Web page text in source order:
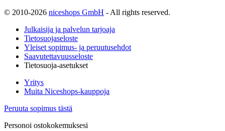
© 2010-2026 niceshops GmbH - All rights reserved.
Julkaisija ja palvelun tarjoaja
Tietosuojaseloste
Yleiset sopimus- ja peruutusehdot
Saavutettavuusseloste
Tietosuoja-asetukset
Yritys
Muita Niceshops-kauppoja
Peruuta sopimus tästä
Personoi ostokokemuksesi